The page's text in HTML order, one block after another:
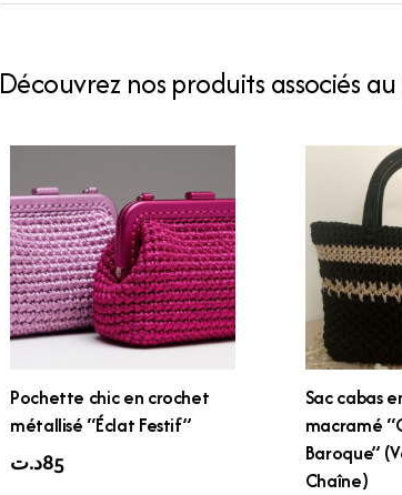
Découvrez nos produits associés
Pochette chic en crochet
métallisé “Éclat Festif”
85د.ت
Sac cabas
macramé
Baroque”
Chaîne)